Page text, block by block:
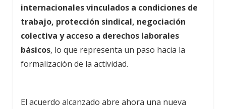
internacionales vinculados a condiciones de
trabajo, protección sindical, negociación
colectiva y acceso a derechos laborales
básicos, lo que representa un paso hacia la
formalización de la actividad.
El acuerdo alcanzado abre ahora una nueva